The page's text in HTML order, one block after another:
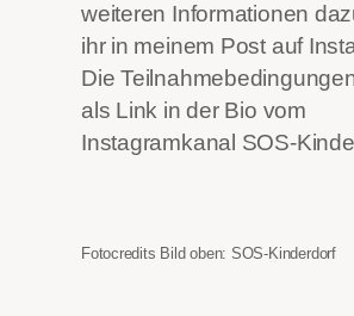
weiteren Informationen
ihr in meinem Post auf
Die
als Link in der Bio vom
Instagramkanal SOS-
Fotocredits Bild oben: SOS-Kinderdorf